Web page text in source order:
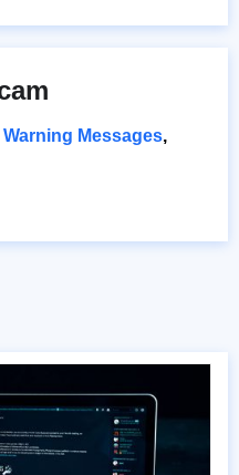
Warning Messages,